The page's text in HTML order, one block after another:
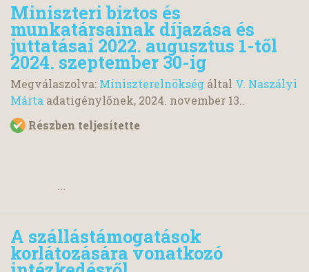
Miniszteri biztos és
munkatársainak díjazása és
juttatásai 2022. augusztus 1-től
2024. szeptember 30-ig
Megválaszolva: Miniszterelnökség által V. Naszályi
Márta adatigénylőnek, 2024. november 13..
Részben teljesítette
...
A szállástámogatások
korlátozására vonatkozó